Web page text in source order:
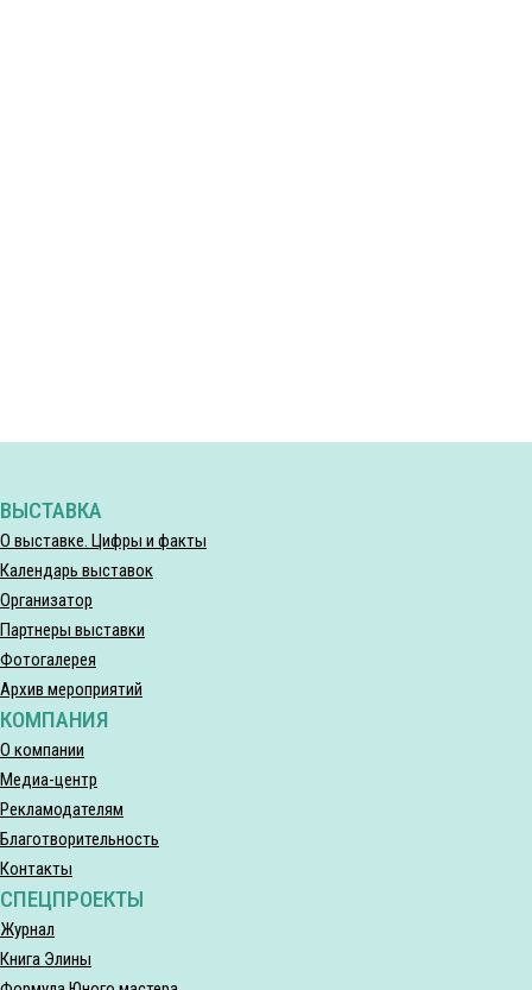
ВЫСТАВКА
О выставке. Цифры и факты
Календарь выставок
Организатор
Партнеры выставки
Фотогалерея
Архив мероприятий
КОМПАНИЯ
О компании
Медиа-центр
Рекламодателям
Благотворительность
Контакты
СПЕЦПРОЕКТЫ
Журнал
Книга Элины